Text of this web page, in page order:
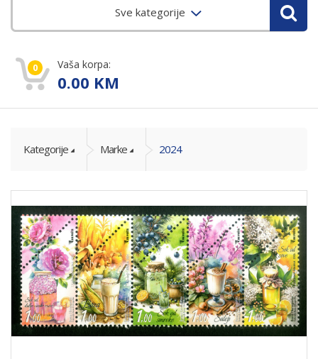
Sve kategorije
0 Vaša korpa:
0.00 KM
Kategorije Marke 2024